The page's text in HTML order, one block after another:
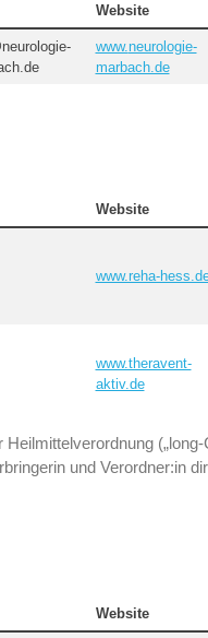
Website
www.neurologie-
marbach.de
Website
www.reha-
www.theravent-
aktiv.de
und Verordner:in
Website